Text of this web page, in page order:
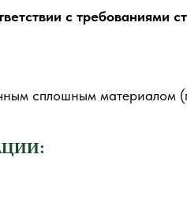
с
сплошным материалом